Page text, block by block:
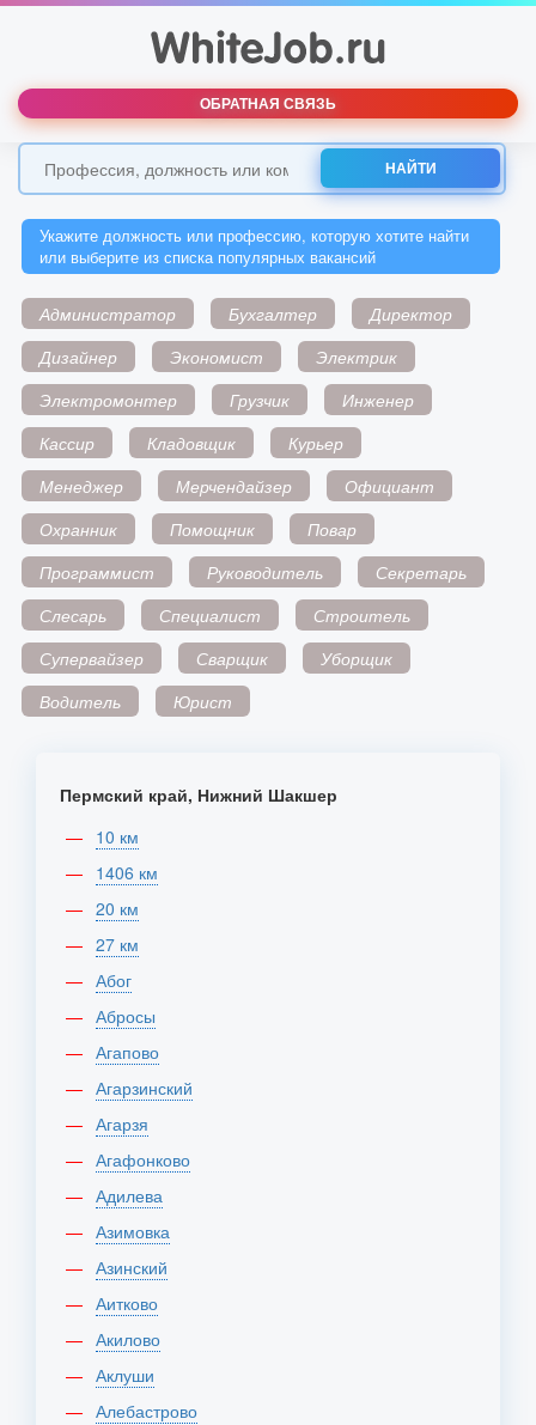
ОБРАТНАЯ СВЯЗЬ
НАЙТИ
Укажите должность или профессию, которую хотите найти
или выберите из списка популярных вакансий
Администратор Бухгалтер
Директор
Дизайнер
Экономист
Электрик
Электромонтер
Грузчик
Инженер
Кассир
Кладовщик
Курьер
Менеджер
Мерчендайзер
Официант
Охранник
Помощник
Повар
Программист
Руководитель
Секретарь
Слесарь
Специалист
Строитель
Супервайзер
Сварщик
Уборщик
Водитель
Юрист
Пермский край, Нижний Шакшер
10 км
1406 км
20 км
27 км
Абог
Абросы
Агапово
Агарзинский
Агарзя
Агафонково
Адилева
Азимовка
Азинский
Аитково
Акилово
Аклуши
Алебастрово